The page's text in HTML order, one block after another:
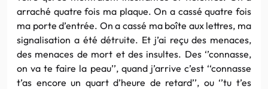
arraché quatre fois ma plaque. On a cassé quatre fois
ma porte d’entrée. On a cassé ma boîte aux lettres, ma
signalisation a été détruite. Et j’ai reçu des menaces,
des menaces de mort et des insultes. Des ‘’connasse,
on va te faire la peau’’, quand j’arrive c’est ‘‘connasse
t’as encore un quart d’heure de retard’’, ou ‘’tu t’es